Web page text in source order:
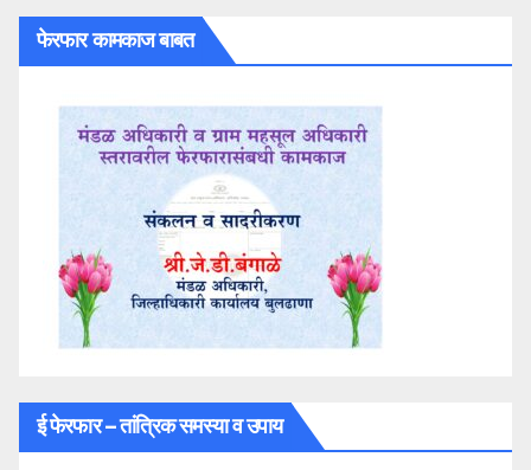
फेरफार कामकाज बाबत
ई फेरफार – तांत्रिक समस्या व उपाय